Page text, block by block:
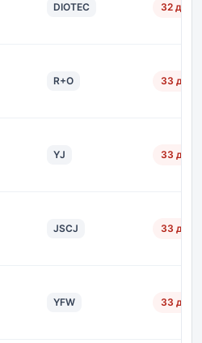
DIOTEC 32 дн.
R+O 33 дн.
YJ 33 дн.
JSCJ 33 дн.
YFW 33 дн.